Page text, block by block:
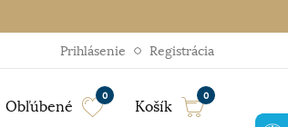
Prihlásenie Registrácia
Obľúbené
0
Košík
0